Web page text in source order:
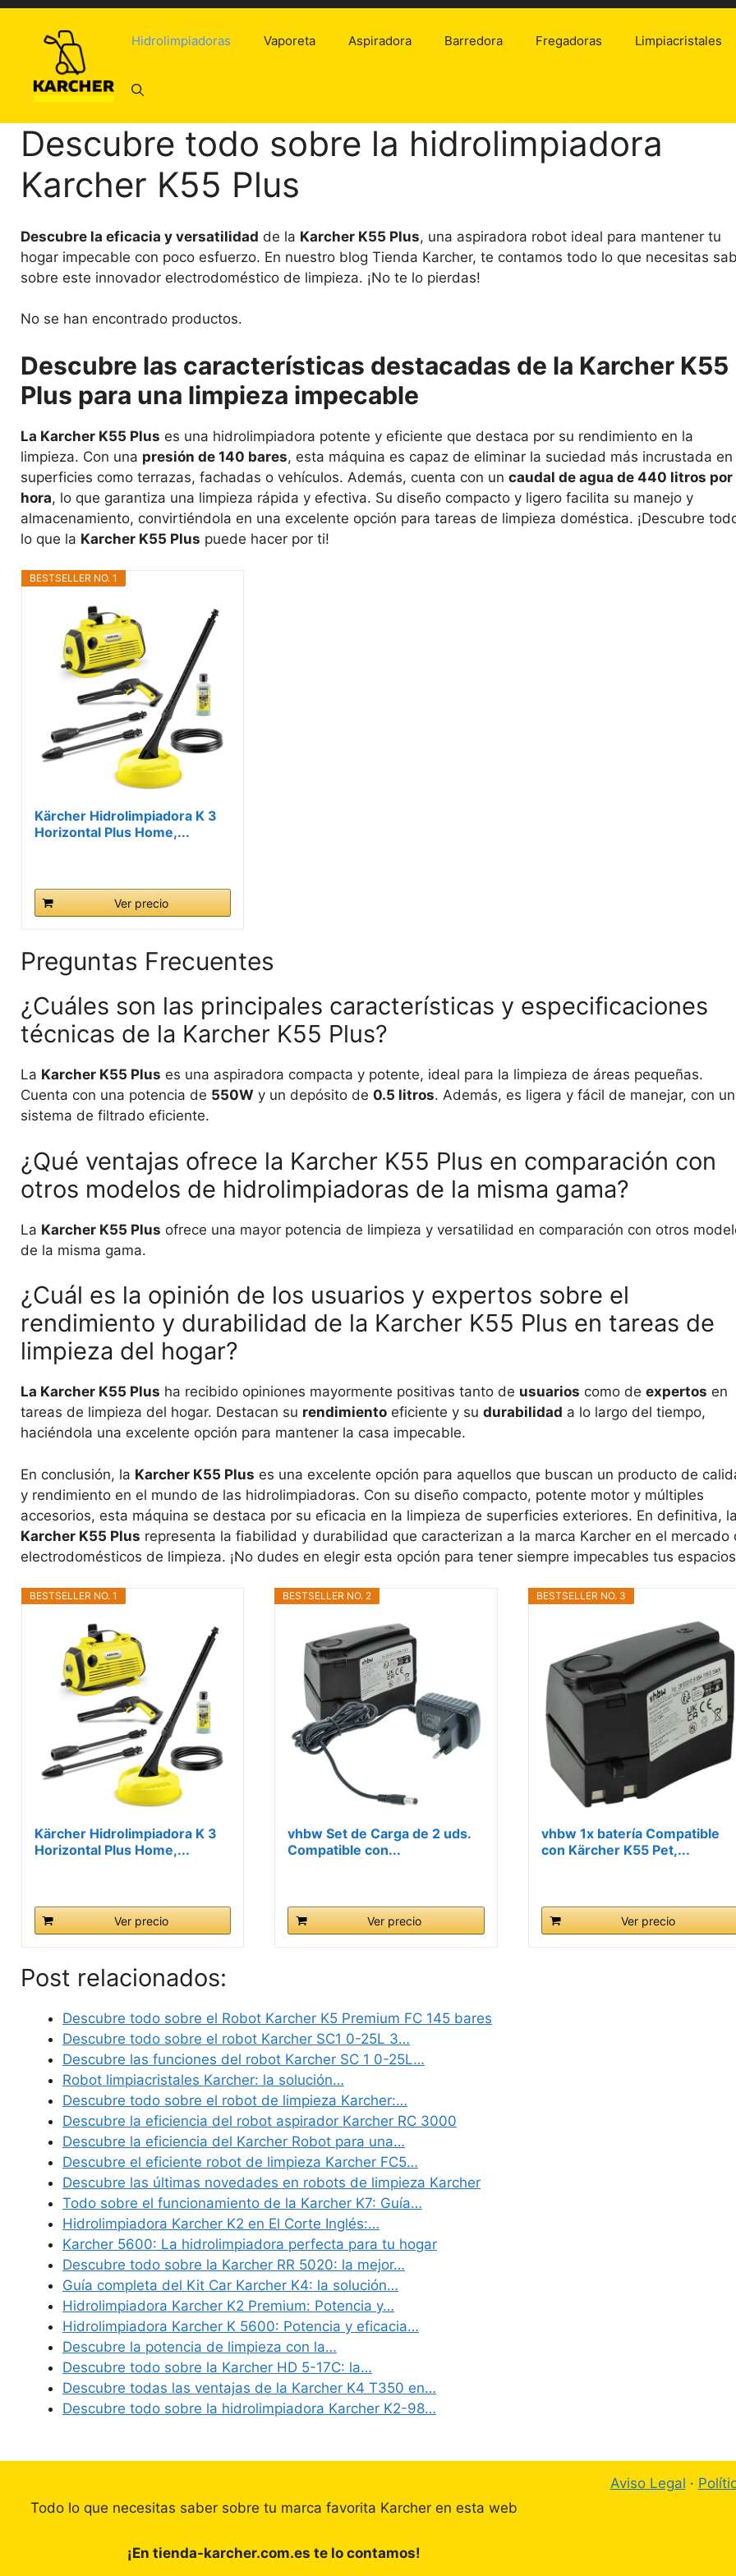
Saltar
contenido
Hidrolimpiadoras Vaporeta Aspiradora Barredora Fregadoras Limpiacristales
Descubre todo sobre la hidrolimpiadora
Karcher K55 Plus
Descubre la eficacia y versatilidad de la Karcher K55 Plus, una aspiradora robot ideal para mantener tu
hogar impecable con poco esfuerzo. En nuestro blog Tienda Karcher, te contamos todo lo que necesitas
sobre este innovador electrodoméstico de limpieza. ¡No te lo pierdas!
No se han encontrado productos.
Descubre las características destacadas de la Karcher K55
Plus para una limpieza impecable
La Karcher K55 Plus es una hidrolimpiadora potente y eficiente que destaca por su rendimiento en la
limpieza. Con una presión de 140 bares, esta máquina es capaz de eliminar la suciedad más incrustada en
superficies como terrazas, fachadas o vehículos. Además, cuenta con un caudal de agua de 440 litros por
hora, lo que garantiza una limpieza rápida y efectiva. Su diseño compacto y ligero facilita su manejo y
almacenamiento, convirtiéndola en una excelente opción para tareas de limpieza doméstica. ¡Descubre
lo que la Karcher K55 Plus puede hacer por ti!
BESTSELLER NO. 1
Kärcher Hidrolimpiadora K 3
Horizontal Plus Home,...
Ver precio
Preguntas Frecuentes
¿Cuáles son las principales características y especificaciones
técnicas de la Karcher K55 Plus?
La Karcher K55 Plus es una aspiradora compacta y potente, ideal para la limpieza de áreas pequeñas.
Cuenta con una potencia de 550W y un depósito de 0.5 litros. Además, es ligera y fácil de manejar, con un
sistema de filtrado eficiente.
¿Qué ventajas ofrece la Karcher K55 Plus en comparación con
otros modelos de hidrolimpiadoras de la misma gama?
La Karcher K55 Plus ofrece una mayor potencia de limpieza y versatilidad en comparación con otros
de la misma gama.
¿Cuál es la opinión de los usuarios y expertos sobre el
rendimiento y durabilidad de la Karcher K55 Plus en tareas de
limpieza del hogar?
La Karcher K55 Plus ha recibido opiniones mayormente positivas tanto de usuarios como de expertos en
tareas de limpieza del hogar. Destacan su rendimiento eficiente y su durabilidad a lo largo del tiempo,
haciéndola una excelente opción para mantener la casa impecable.
En conclusión, la Karcher K55 Plus es una excelente opción para aquellos que buscan un producto de
y rendimiento en el mundo de las hidrolimpiadoras. Con su diseño compacto, potente motor y múltiples
accesorios, esta máquina se destaca por su eficacia en la limpieza de superficies exteriores. En definitiva, la
Karcher K55 Plus representa la fiabilidad y durabilidad que caracterizan a la marca Karcher en el mercado
electrodomésticos de limpieza. ¡No dudes en elegir esta opción para tener siempre impecables tus
BESTSELLER NO. 1
Kärcher Hidrolimpiadora K 3
Horizontal Plus Home,...
Ver precio
BESTSELLER NO. 2
vhbw Set de Carga de 2 uds.
Compatible con...
Ver precio
BESTSELLER NO. 3
vhbw 1x batería Compatible
con Kärcher K55 Pet,...
Ver precio
Post relacionados:
Descubre todo sobre el Robot Karcher K5 Premium FC 145 bares
Descubre todo sobre el robot Karcher SC1 0-25L 3…
Descubre las funciones del robot Karcher SC 1 0-25L…
Robot limpiacristales Karcher: la solución…
Descubre todo sobre el robot de limpieza Karcher:…
Descubre la eficiencia del robot aspirador Karcher RC 3000
Descubre la eficiencia del Karcher Robot para una…
Descubre el eficiente robot de limpieza Karcher FC5…
Descubre las últimas novedades en robots de limpieza Karcher
Todo sobre el funcionamiento de la Karcher K7: Guía…
Hidrolimpiadora Karcher K2 en El Corte Inglés:…
Karcher 5600: La hidrolimpiadora perfecta para tu hogar
Descubre todo sobre la Karcher RR 5020: la mejor…
Guía completa del Kit Car Karcher K4: la solución…
Hidrolimpiadora Karcher K2 Premium: Potencia y…
Hidrolimpiadora Karcher K 5600: Potencia y eficacia…
Descubre la potencia de limpieza con la…
Descubre todo sobre la Karcher HD 5-17C: la…
Descubre todas las ventajas de la Karcher K4 T350 en…
Descubre todo sobre la hidrolimpiadora Karcher K2-98…
Todo lo que necesitas saber sobre tu marca favorita Karcher en esta web
¡En tienda-karcher.com.es te lo contamos!
Aviso Legal ·